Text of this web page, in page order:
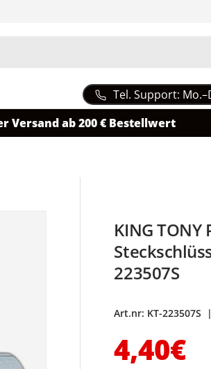
Tel. Support:
Versand ab 200 € Bestellwert
KING
223507S
Art.nr: KT-223507S |
4,40€